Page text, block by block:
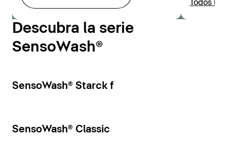
Todos
Descubra la serie
SensoWash®
SensoWash® Starck f
SensoWash® Classic